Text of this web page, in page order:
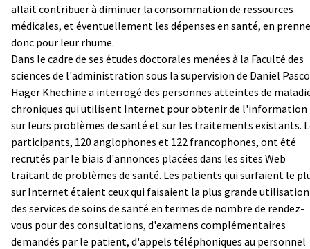
allait contribuer à diminuer la consommation de ressources
médicales, et éventuellement les dépenses en santé, en
donc pour leur rhume.
Dans le cadre de ses études doctorales menées à la Faculté des
sciences de l'administration sous la supervision de Daniel
Hager Khechine a interrogé des personnes atteintes de
chroniques qui utilisent Internet pour obtenir de l'information
sur leurs problèmes de santé et sur les traitements existants.
participants, 120 anglophones et 122 francophones, ont été
recrutés par le biais d'annonces placées dans les sites Web
traitant de problèmes de santé. Les patients qui surfaient le
sur Internet étaient ceux qui faisaient la plus grande utilisation
des services de soins de santé en termes de nombre de rendez-
vous pour des consultations, d'examens complémentaires
demandés par le patient, d'appels téléphoniques au personnel